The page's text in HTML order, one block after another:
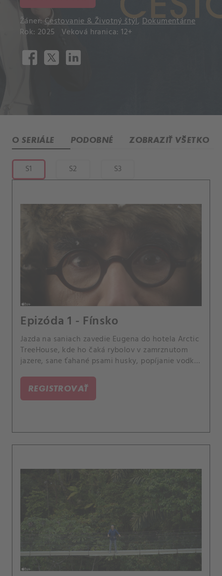
Žáner: Cestovanie & Životný štýl,Dokumentárne
Rok: 2025
Veková hranica: 12+
O SERIÁLE PODOBNÉ ZOBRAZIŤ VŠETKO
S1 S2 S3
Epizóda 1 - Fínsko
Jazda na saniach zavedie Eugena do hotela Arctic
TreeHouse, kde ho čaká rybolov v zamrznutom
jazere, sane ťahané psami husky, popíjanie vodky
REGISTROVAŤ